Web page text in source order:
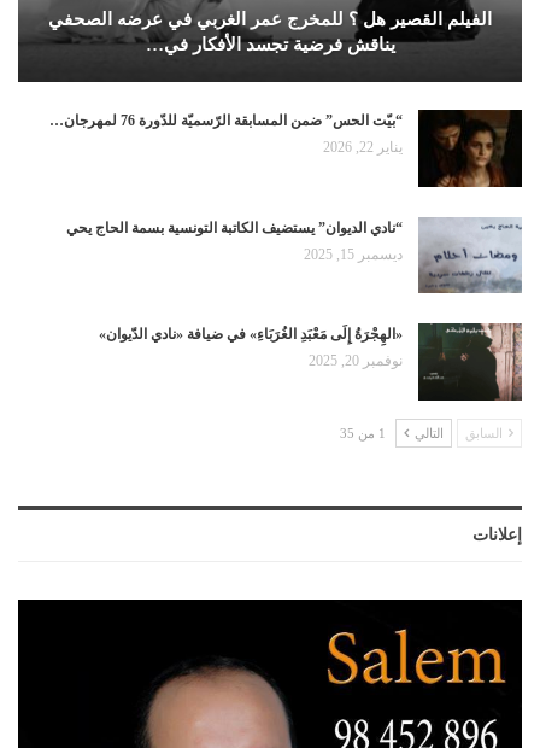
الفيلم القصير هل ؟ للمخرج عمر الغربي في عرضه الصحفي
يناقش فرضية تجسد الأفكار في…
“بيّت الحس” ضمن المسابقة الرّسميّة للدّورة 76 لمهرجان…
يناير 22, 2026
“نادي الديوان” يستضيف الكاتبة التونسية بسمة الحاج يحي
ديسمبر 15, 2025
«الهِجْرَةُ إِلَى مَعْبَدِ الغُرَبَاءِ» في ضيافة «نادي الدّيوان»
نوفمبر 20, 2025
السابق التالي 1 من 35
إعلانات